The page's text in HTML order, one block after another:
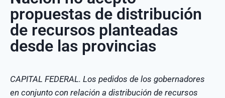
propuestas de distribución
de recursos planteadas
desde las provincias
CAPITAL FEDERAL. Los pedidos de los gobernadores
en conjunto con relación a distribución de recursos